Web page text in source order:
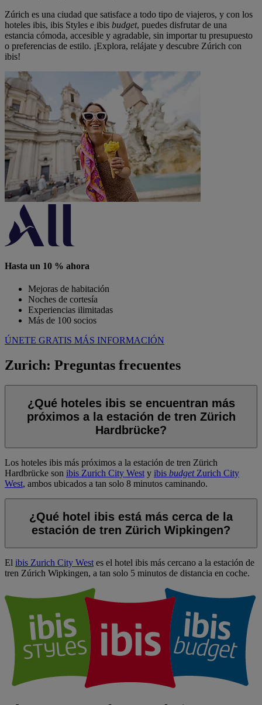
Zúrich es una ciudad que satisface a todo tipo de viajeros, y con los
hoteles ibis, ibis Styles e ibis budget, puedes disfrutar de una
estancia cómoda, accesible y agradable, sin importar tu presupuesto
o preferencias de estilo. ¡Explora, relájate y descubre Zúrich con
ibis!
Hasta un 10 % ahora
Mejoras de habitación
Noches de cortesía
Experiencias ilimitadas
Más de 100 socios
ÚNETE GRATIS MÁS INFORMACIÓN
Zurich: Preguntas frecuentes
¿Qué hoteles ibis se encuentran más
próximos a la estación de tren Zürich
Hardbrücke?
Los hoteles ibis más próximos a la estación de tren Zürich
Hardbrücke son ibis Zurich City West y ibis budgetZurich City
West, ambos ubicados a tan solo 8 minutos caminando.
¿Qué hotel ibis está más cerca de la
estación de tren Zürich Wipkingen?
El ibis Zurich City West es el hotel ibis más cercano a la estación de
tren Zúrich Wipkingen, a tan solo 5 minutos de distancia en coche.